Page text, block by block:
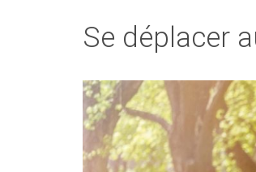
Se déplacer